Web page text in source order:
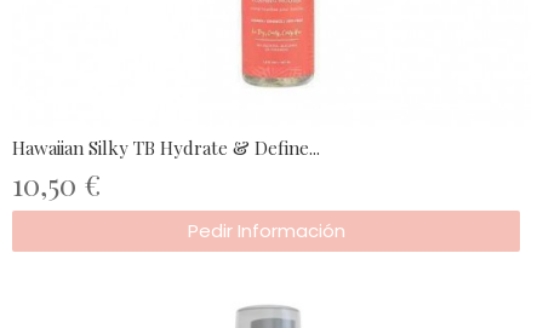
Hawaiian Silky TB Hydrate & Define...
10,50 €
Pedir Información